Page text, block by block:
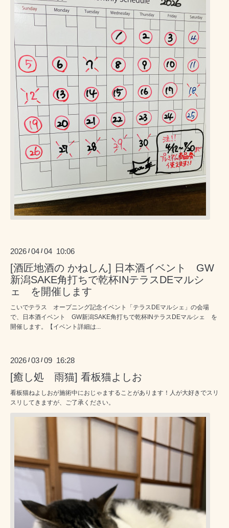
2026 /04 /04 10:06
[酒匠地酒の かねしん] 日本酒イベント GW
新潟SAKE角打ちで乾杯INテラスDEマルシ
ェ を開催します
こいでテラス オープニング記念イベント「テラスDEマルシェ」の会場
で、日本酒イベント GW新潟SAKE角打ちで乾杯INテラスDEマルシェ を
開催します。【イベント詳細は...
2026 /03 /09 16:28
[癒し処 雨猫] 看板猫よしお
看板猫ねよしおが施術中におじゃますることがあります！人が大好きでスリ
スリしてきますが、ご了承ください。